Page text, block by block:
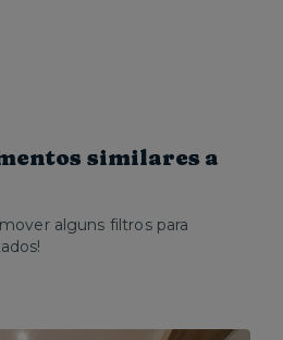
similares a
alguns filtros para